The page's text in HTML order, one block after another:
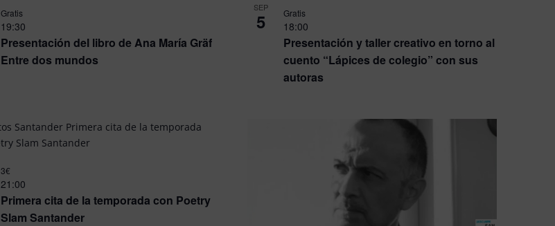
Presentación del libro de Ana María Gräf
Entre dos mundos
19:30
Gratis SEP
5
Presentación y taller creativo en torno al
cuento “Lápices de colegio” con sus
autoras
18:00
Gratis
Primera cita de la temporada con Poetry
Slam Santander
21:00
3€